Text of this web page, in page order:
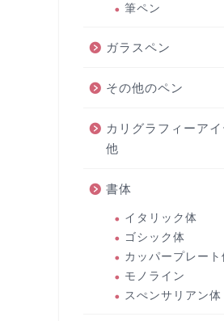
筆ペン
ガラスペン
その他のペン
カリグラフィーア
他
書体
イタリック体
ゴシック体
カッパープレート
モノライン
スぺンサリアン体